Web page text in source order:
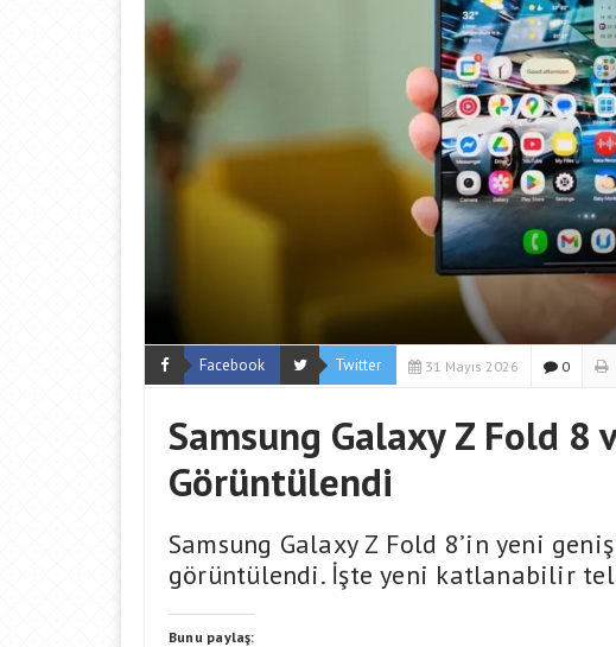
Facebook Twitter 31 Mayıs 2026 0
Samsung Galaxy Z Fold 8
Görüntülendi
Samsung Galaxy Z Fold 8’in yeni
görüntülendi. İşte yeni katlanabilir
Bunu paylaş: